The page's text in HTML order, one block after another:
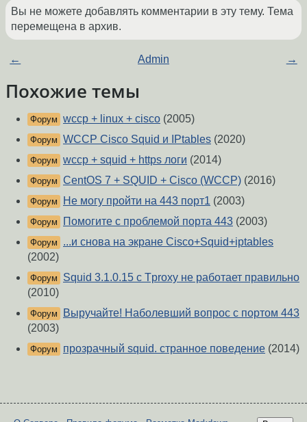
Вы не можете добавлять комментарии в эту тему. Тема
перемещена в архив.
← Admin →
Похожие темы
Форум wccp + linux + cisco (2005)
Форум WCCP Cisco Squid и IPtables (2020)
Форум wccp + squid + https логи (2014)
Форум CentOS 7 + SQUID + Cisco (WCCP) (2016)
Форум Не могу пройти на 443 порт1 (2003)
Форум Помогите с проблемой порта 443 (2003)
Форум
...и снова на экране Cisco+Squid+iptables
(2002)
Форум
Squid 3.1.0.15 с Tproxy не работает правильно
(2010)
Форум
Выручайте! Наболевший вопрос с портом 443
(2003)
Форум прозрачный squid. странное поведение (2014)